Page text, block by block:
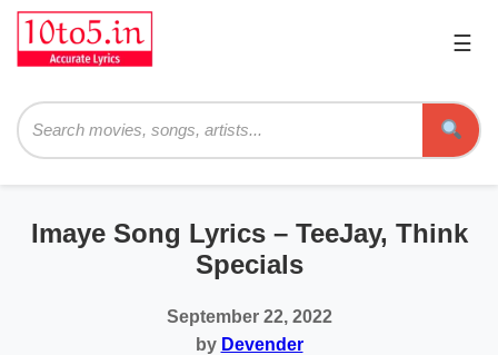
☰
Imaye Song Lyrics – TeeJay, Think
Specials
September 22, 2022
by Devender